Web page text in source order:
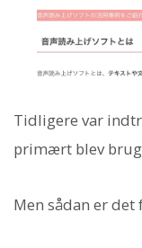
Tidligere var
primært blev
Men sådan er det